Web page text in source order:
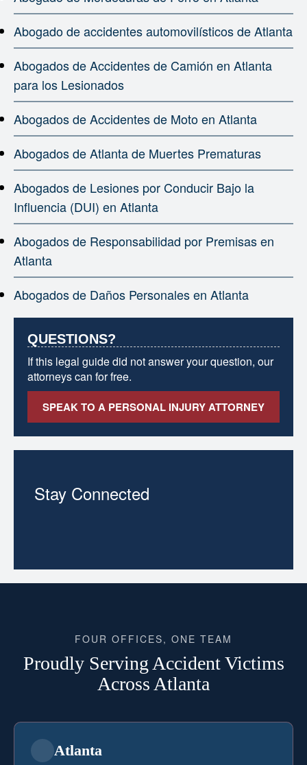
Abogado de accidentes automovilísticos de Atlanta
Abogados de Accidentes de Camión en Atlanta
para los Lesionados
Abogados de Accidentes de Moto en Atlanta
Abogados de Atlanta de Muertes Prematuras
Abogados de Lesiones por Conducir Bajo la
Influencia (DUI) en Atlanta
Abogados de Responsabilidad por Premisas en
Atlanta
Abogados de Daños Personales en Atlanta
QUESTIONS?
If this legal guide did not answer your question, our
attorneys can for free.
SPEAK TO A PERSONAL INJURY ATTORNEY
Stay Connected
FOUR OFFICES, ONE TEAM
Proudly Serving Accident Victims
Across Atlanta
Atlanta